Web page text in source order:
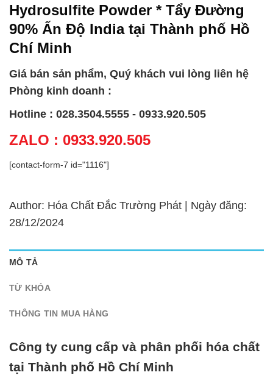
Hydrosulfite Powder * Tẩy Đường
90% Ấn Độ India tại Thành phố Hồ
Chí Minh
Giá bán sản phẩm, Quý khách vui lòng liên hệ
Phòng kinh doanh :
Hotline : 028.3504.5555 - 0933.920.505
ZALO : 0933.920.505
[contact-form-7 id="1116"]
Author: Hóa Chất Đắc Trường Phát | Ngày đăng:
28/12/2024
MÔ TẢ
TỪ KHÓA
THÔNG TIN MUA HÀNG
Công ty cung cấp và phân phối hóa chất
tại Thành phố Hồ Chí Minh